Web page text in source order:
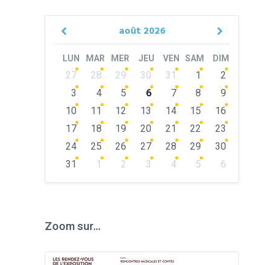
août 2026
Previous
Next
LUN MAR MER JEU VEN SAM DIM
Skip
calendar
days
27 28 29 30 31 1
2
3
4 5 6 7 8
9
10
11 12 13 14 15
16
17
18 19 20 21 22
23
24
25 26 27 28 29
30
31
1 2 3 4 5
6
Zoom sur…